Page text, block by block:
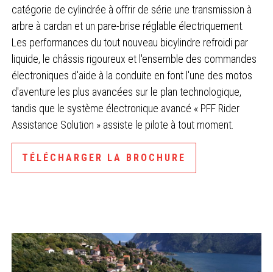
catégorie de cylindrée à offrir de série une transmission à
arbre à cardan et un pare-brise réglable électriquement.
Les performances du tout nouveau bicylindre refroidi par
liquide, le châssis rigoureux et l'ensemble des commandes
électroniques d'aide à la conduite en font l'une des motos
d'aventure les plus avancées sur le plan technologique,
tandis que le système électronique avancé « PFF Rider
Assistance Solution » assiste le pilote à tout moment.
TÉLÉCHARGER LA BROCHURE